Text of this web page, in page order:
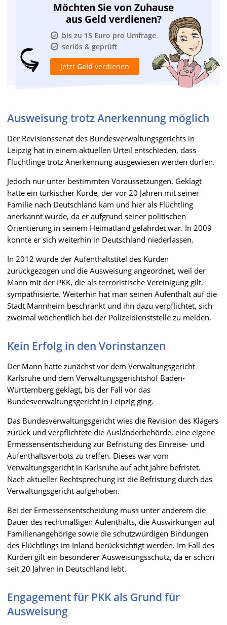
Möchten Sie von Zuhause
aus Geld verdienen?
bis zu 15 Euro pro Umfrage
seriös & geprüft
Jetzt Geld verdienen
Ausweisung trotz Anerkennung möglich
Der Revisionssenat des Bundesverwaltungsgerichts in
Leipzig hat in einem aktuellen Urteil entschieden, dass
Flüchtlinge trotz Anerkennung ausgewiesen werden dürfen.
Jedoch nur unter bestimmten Voraussetzungen. Geklagt
hatte ein türkischer Kurde, der vor 20 Jahren mit seiner
Familie nach Deutschland kam und hier als Flüchtling
anerkannt wurde, da er aufgrund seiner politischen
Orientierung in seinem Heimatland gefährdet war. In 2009
konnte er sich weiterhin in Deutschland niederlassen.
In 2012 wurde der Aufenthaltstitel des Kurden
zurückgezogen und die Ausweisung angeordnet, weil der
Mann mit der PKK, die als terroristische Vereinigung gilt,
sympathisierte. Weiterhin hat man seinen Aufenthalt auf die
Stadt Mannheim beschränkt und ihn dazu verpflichtet, sich
zweimal wöchentlich bei der Polizeidienststelle zu melden.
Kein Erfolg in den Vorinstanzen
Der Mann hatte zunächst vor dem Verwaltungsgericht
Karlsruhe und dem Verwaltungsgerichtshof Baden-
Württemberg geklagt, bis der Fall vor das
Bundesverwaltungsgericht in Leipzig ging.
Das Bundesverwaltungsgericht wies die Revision des Klägers
zurück und verpflichtete die Ausländerbehörde, eine eigene
Ermessensentscheidung zur Befristung des Einreise- und
Aufenthaltsverbots zu treffen. Dieses war vom
Verwaltungsgericht in Karlsruhe auf acht Jahre befristet.
Nach aktueller Rechtsprechung ist die Befristung durch das
Verwaltungsgericht aufgehoben.
Bei der Ermessensentscheidung muss unter anderem die
Dauer des rechtmäßigen Aufenthalts, die Auswirkungen auf
Familienangehörige sowie die schutzwürdigen Bindungen
des Flüchtlings im Inland berücksichtigt werden. Im Fall des
Kurden gilt ein besonderer Ausweisungsschutz, da er schon
seit 20 Jahren in Deutschland lebt.
Engagement für PKK als Grund für
Ausweisung